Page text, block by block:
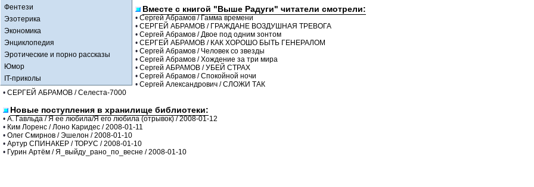
Фентези
Эзотерика
Экономика
Энциклопедия
Эротические и порно рассказы
Юмор
IT-приколы
Вместе с книгой "Выше Радуги" читатели смотрели:
• Сергей Абрамов / Гамма времени
• СЕРГЕЙ АБРАМОВ / ГРАЖДАНЕ ВОЗДУШНАЯ ТРЕВОГА
• Сергей Абрамов / Двое под одним зонтом
• СЕРГЕЙ АБРАМОВ / КАК ХОРОШО БЫТЬ ГЕНЕРАЛОМ
• Сергей Абрамов / Человек со звезды
• Сергей Абрамов / Хождение за три мира
• Сергей АБРАМОВ / УБЕЙ СТРАХ
• Сергей Абрамов / Спокойной ночи
• Сергей Александрович / СЛОЖИ ТАК
• СЕРГЕЙ АБРАМОВ / Селеста-7000
Новые поступления в хранилище библиотеки:
• А. Гавльда / Я ее любила/Я его любила (отрывок) / 2008-01-12
• Ким Лоренс / Лоно Каридес / 2008-01-11
• Олег Смирнов / Эшелон / 2008-01-10
• Артур СПИНАКЕР / ТОРУС / 2008-01-10
• Гурин Артём / Я_выйду_рано_по_весне / 2008-01-10